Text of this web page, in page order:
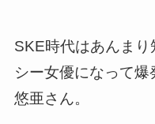
SKE時代はあんま
シー女優になって
悠亜さん。